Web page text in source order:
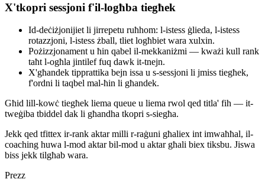
X'tkopri sessjoni f'il-logħba tiegħek
Id-deċiżjonijiet li jirrepetu ruħhom: l-istess ġlieda, l-istess
rotazzjoni, l-istess żball, tliet logħbiet wara xulxin.
Pożizzjonament u ħin qabel il-mekkaniżmi — kważi kull rank
taħt l-ogħla jintilef fuq dawk it-tnejn.
X'għandek tipprattika bejn issa u s-sessjoni li jmiss tiegħek,
f'ordni li taqbel mal-ħin li għandek.
Għid lill-kowċ tiegħek liema queue u liema rwol qed titla' fih — it-
tweġiba tbiddel dak li għandha tkopri s-siegħa.
Jekk qed tfittex ir-rank aktar milli r-raġuni għaliex int imwaħħal, il-
coaching huwa l-mod aktar bil-mod u aktar għali biex tiksbu. Jiswa
biss jekk tilgħab wara.
Prezz